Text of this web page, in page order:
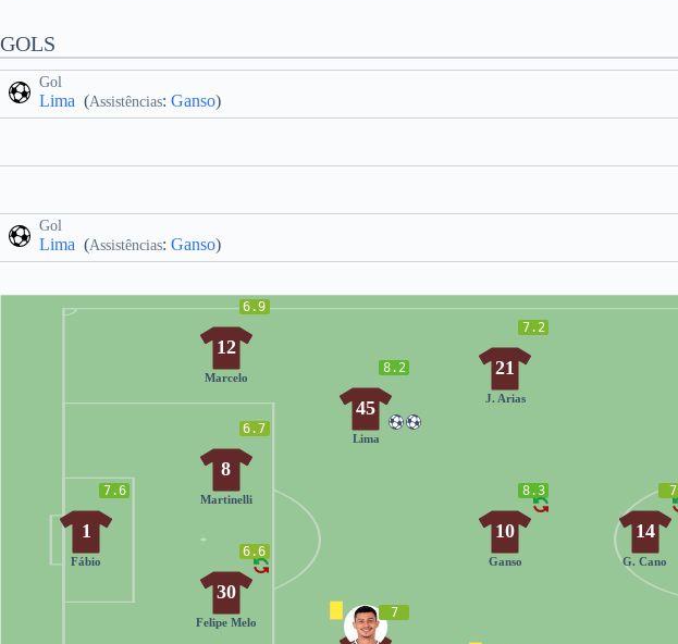
GOLS
Gol
Lima (Assistências: Ganso)
Gol
Lima (Assistências: Ganso)
7.6
1
Fábio
6.9
12
Marcelo
6.7
8
Martinelli
6.6
30
Felipe Melo
8.2
45
Lima
7
7.2
21
J. Arias
8.3
10
Ganso
7
14
G. Cano